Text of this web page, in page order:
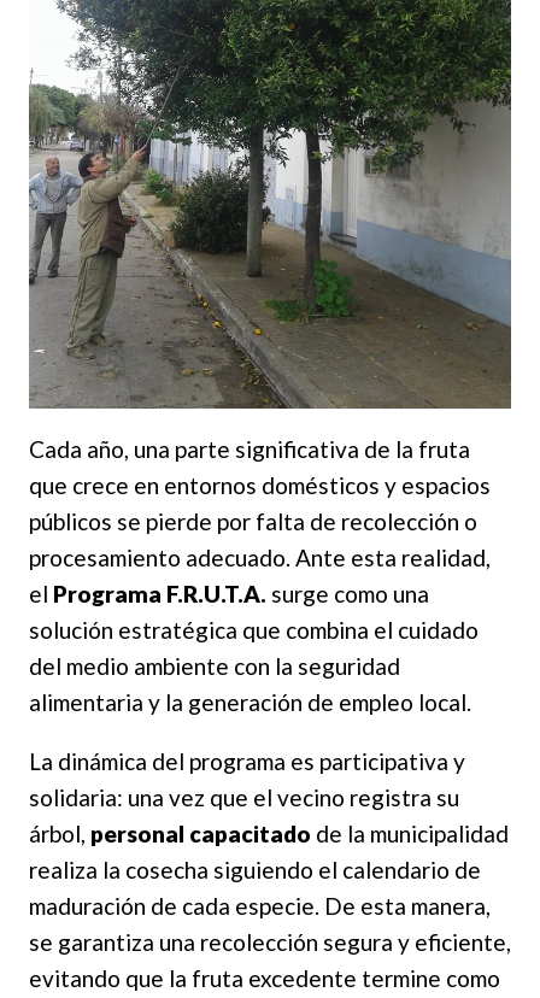
Cada año, una parte significativa de la fruta
que crece en entornos domésticos y espacios
públicos se pierde por falta de recolección o
procesamiento adecuado. Ante esta realidad,
el Programa F.R.U.T.A. surge como una
solución estratégica que combina el cuidado
del medio ambiente con la seguridad
alimentaria y la generación de empleo local.
La dinámica del programa es participativa y
solidaria: una vez que el vecino registra su
árbol, personal capacitado de la municipalidad
realiza la cosecha siguiendo el calendario de
maduración de cada especie. De esta manera,
se garantiza una recolección segura y eficiente,
evitando que la fruta excedente termine como